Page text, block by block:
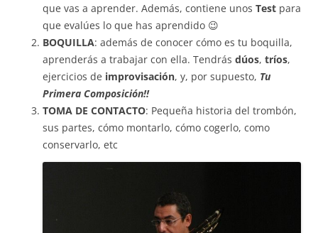
que vas a aprender. Además, contiene unos Test para
que evalúes lo que has aprendido 😉
BOQUILLA: además de conocer cómo es tu boquilla,
aprenderás a trabajar con ella. Tendrás dúos, tríos,
ejercicios de improvisación, y, por supuesto, Tu
Primera Composición!!
TOMA DE CONTACTO: Pequeña historia del trombón,
sus partes, cómo montarlo, cómo cogerlo, como
conservarlo, etc